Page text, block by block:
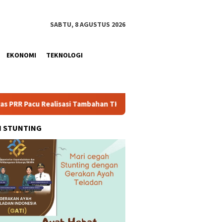
SABTU, 8 AGUSTUS 2026
EKONOMI TEKNOLOGI
Tambahan TKD Aceh Rp1,65 Triliun, Pastikan
STUNTING